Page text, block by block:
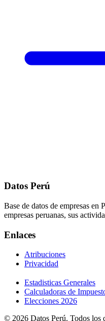
Datos Perú
Base de datos de empresas en
empresas peruanas, sus
Enlaces
Atribuciones
Privacidad
Estadisticas Generales
Calculadoras de
Elecciones 2026
© 2026 Datos Perú. Todos los